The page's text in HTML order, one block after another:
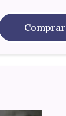
Comprar